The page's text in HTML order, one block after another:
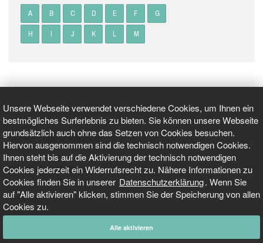
Unsere Webseite verwendet verschiedene Cookies, um Ihnen ein
bestmögliches Surferlebnis zu bieten. Sie können unsere Webseite
grundsätzlich auch ohne das Setzen von Cookies besuchen.
Hiervon ausgenommen sind die technisch notwendigen Cookies.
Ihnen steht bis auf die Aktivierung der technisch notwendigen
Cookies jederzeit ein Widerrufsrecht zu. Nähere Informationen zu
Cookies finden Sie in unserer Datenschutzerklärung. Wenn Sie
auf "Alle aktivieren" klicken, stimmen Sie der Speicherung von allen
Cookies zu.
Alle aktivieren
A B C D E F G
H I J K L M
GEPRÜFT UND ZERTIFIZIERT
AKTUELLE NACHRICHTEN
TARIFO.DE